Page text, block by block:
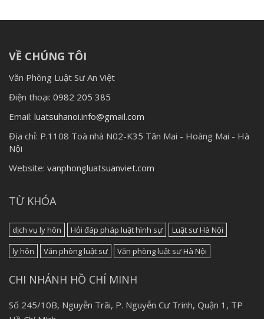
VỀ CHÚNG TÔI
Văn Phòng Luật Sư An Việt
Điện thoại: 0982 205 385
Email: luatsuhanoi.info@gmail.com
Địa chỉ: P.1108 Toà nhà N02-K35 Tân Mai - Hoàng Mai - Hà
Nội
Website: vanphongluatsuanviet.com
TỪ KHÓA
dịch vụ ly hôn Hỏi đáp pháp luật hình sự
Luật sư Hà Nội
ly hôn
Văn phòng luật sư Văn phòng luật sư Hà Nội
CHI NHÁNH HỒ CHÍ MINH
Số 245/10B, Nguyễn Trãi, P. Nguyễn Cư Trinh, Quận 1, TP